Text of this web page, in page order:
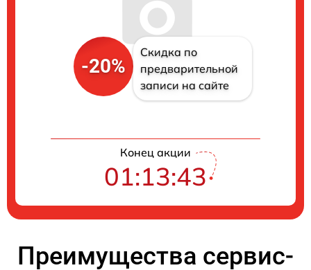
-20%
Скидка по
предварительной
записи на сайте
Конец акции
01:13:42
Преимущества сервис-